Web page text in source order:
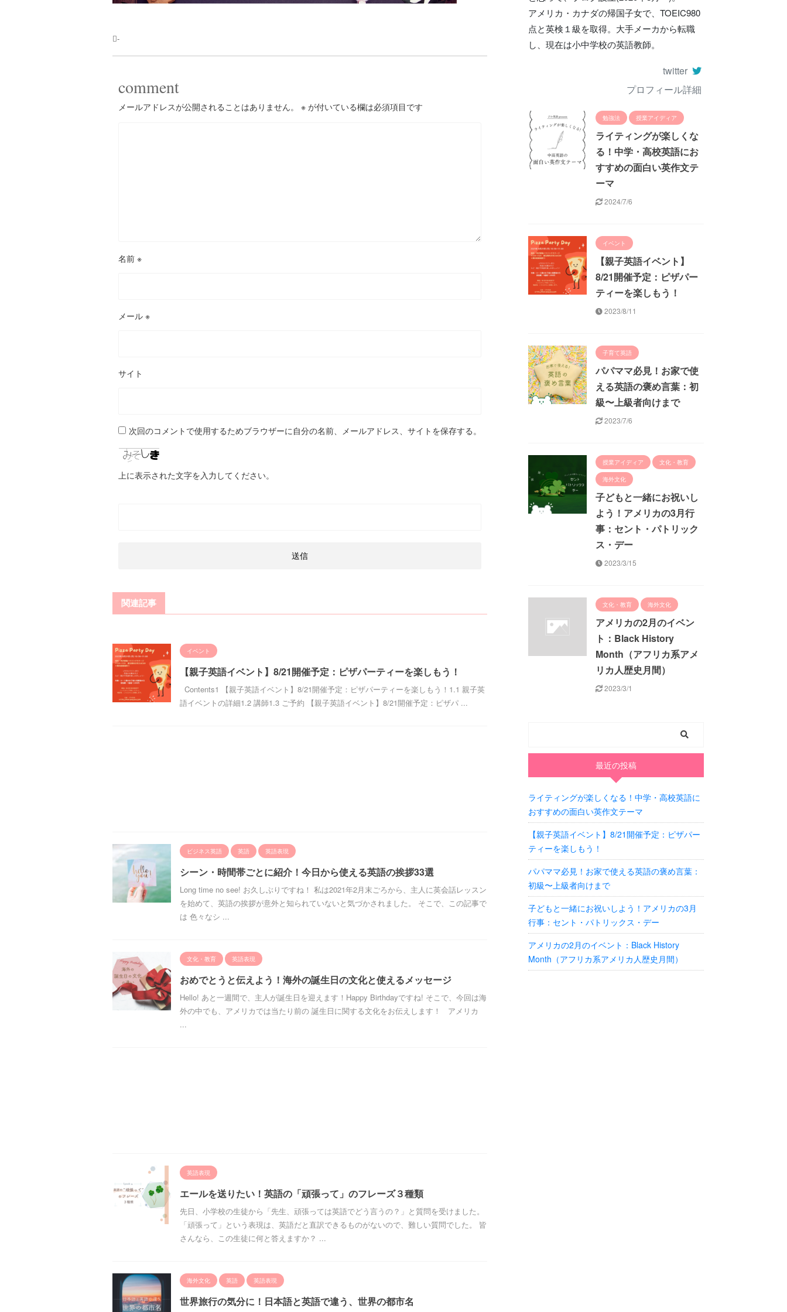
-
comment
メールアドレスが公開されることはありません。 ※ が付いている欄は必須項目です
名前 ※
メール ※
サイト
次回のコメントで使用するためブラウザーに自分の名前、メールアドレス、サイトを保存する。
上に表示された文字を入力してください。
関連記事
イベント
【親子英語イベント】8/21開催予定：ピザパーティーを楽しもう！
Contents1 【親子英語イベント】8/21開催予定：ピザパーティーを楽しもう！1.1 親子英
語イベントの詳細1.2 講師1.3 ご予約 【親子英語イベント】8/21開催予定：ピザパ ...
ビジネス英語 英語 英語表現
シーン・時間帯ごとに紹介！今日から使える英語の挨拶33選
Long time no see! お久しぶりですね！ 私は2021年2月末ごろから、主人に英会話レッスン
を始めて、英語の挨拶が意外と知られていないと気づかされました。 そこで、この記事で
は 色々なシ ...
文化・教育 英語表現
おめでとうと伝えよう！海外の誕生日の文化と使えるメッセージ
Hello! あと一週間で、主人が誕生日を迎えます！Happy Birthdayですね! そこで、今回は海
外の中でも、アメリカでは当たり前の 誕生日に関する文化をお伝えします！ アメリカ
...
英語表現
エールを送りたい！英語の「頑張って」のフレーズ３種類
先日、小学校の生徒から「先生、頑張っては英語でどう言うの？」と質問を受けました。
「頑張って」という表現は、英語だと直訳できるものがないので、難しい質問でした。 皆
さんなら、この生徒に何と答えますか？ ...
海外文化 英語 英語表現
世界旅行の気分に！日本語と英語で違う、世界の都市名
アメリカ・カナダの帰国子女で、TOEIC980
点と英検１級を取得。大手メーカから転職
し、現在は小中学校の英語教師。
twitter
プロフィール詳細
勉強法 授業アイディア
ライティングが楽しくな
る！中学・高校英語にお
すすめの面白い英作文テ
ーマ
2024/7/6
イベント
【親子英語イベント】
8/21開催予定：ピザパー
ティーを楽しもう！
2023/8/11
子育て英語
パパママ必見！お家で使
える英語の褒め言葉：初
級〜上級者向けまで
2023/7/6
授業アイディア 文化・教育
海外文化
子どもと一緒にお祝いし
よう！アメリカの3月行
事：セント・パトリック
ス・デー
2023/3/15
文化・教育 海外文化
アメリカの2月のイベン
ト：Black History
Month（アフリカ系アメ
リカ人歴史月間）
2023/3/1
最近の投稿
ライティングが楽しくなる！中学・高校英語に
おすすめの面白い英作文テーマ
【親子英語イベント】8/21開催予定：ピザパー
ティーを楽しもう！
パパママ必見！お家で使える英語の褒め言葉：
初級〜上級者向けまで
子どもと一緒にお祝いしよう！アメリカの3月
行事：セント・パトリックス・デー
アメリカの2月のイベント：Black History
Month（アフリカ系アメリカ人歴史月間）